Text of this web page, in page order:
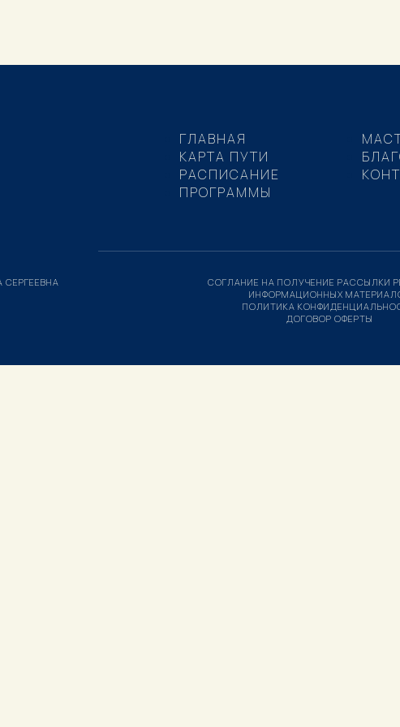
ГЛАВНАЯ
КАРТА ПУТИ
РАСПИСАНИЕ
ПРОГРАММЫ
СОГЛАНИЕ НА ПОЛУЧЕНИЕ РАССЫЛКИ
ИНФОРМАЦИОННЫХ
ПОЛИТИКА
ДОГОВОР ОФЕРТЫ